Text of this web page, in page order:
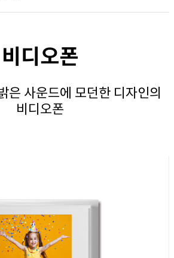
비디오폰
은 사운드에 모던한 디자인의
비디오폰